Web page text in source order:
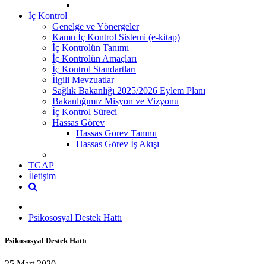
İç Kontrol
Genelge ve Yönergeler
Kamu İç Kontrol Sistemi (e-kitap)
İç Kontrolün Tanımı
İç Kontrolün Amaçları
İç Kontrol Standartları
İlgili Mevzuatlar
Sağlık Bakanlığı 2025/2026 Eylem Planı
Bakanlığımız Misyon ve Vizyonu
İç Kontrol Süreci
Hassas Görev
Hassas Görev Tanımı
Hassas Görev İş Akışı
TGAP
İletişim
Psikososyal Destek Hattı
Psikososyal Destek Hattı